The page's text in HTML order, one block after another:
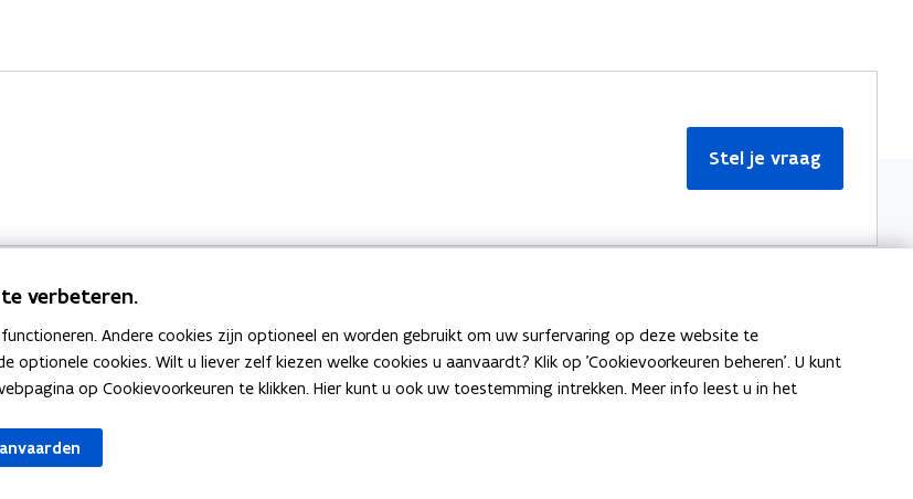
Stel je vraag
Bekijk ook Meer informatie
Over Team Taaladvies
verbeteren.
Andere cookies zijn optioneel en worden gebruikt om uw surfervaring op deze website te
optionele cookies. Wilt u liever zelf kiezen welke cookies u aanvaardt? Klik op 'Cookievoorkeuren beheren'. U kunt
op Cookievoorkeuren te klikken. Hier kunt u ook uw toestemming intrekken. Meer info leest u in het